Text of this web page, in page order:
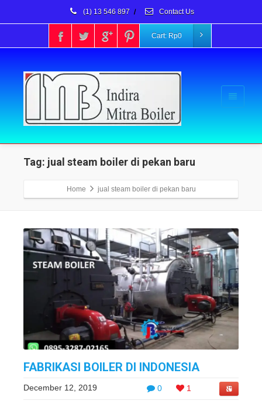
(1) 13 546 897 / Contact Us
Cart: Rp0
Tag: jual steam boiler di pekan baru
Home jual steam boiler di pekan baru
FABRIKASI BOILER DI INDONESIA
0 1
December 12, 2019